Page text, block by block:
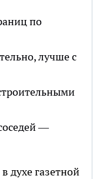
по
лучше с
—
духе газетной